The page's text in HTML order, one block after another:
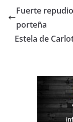
Fuerte
porteña
Estela de